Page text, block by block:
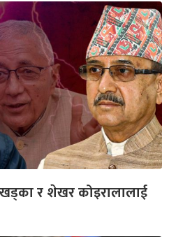
र शेखर कोइरालालाई